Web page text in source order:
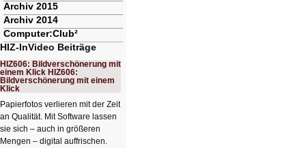
Archiv 2015
Archiv 2014
Computer:Club²
HIZ-InVideo Beiträge
HIZ606: Bildverschönerung mit
einem Klick HIZ606:
Bildverschönerung mit einem
Klick
Papierfotos verlieren mit der Zeit
an Qualität. Mit Software lassen
sie sich – auch in größeren
Mengen – digital auffrischen.